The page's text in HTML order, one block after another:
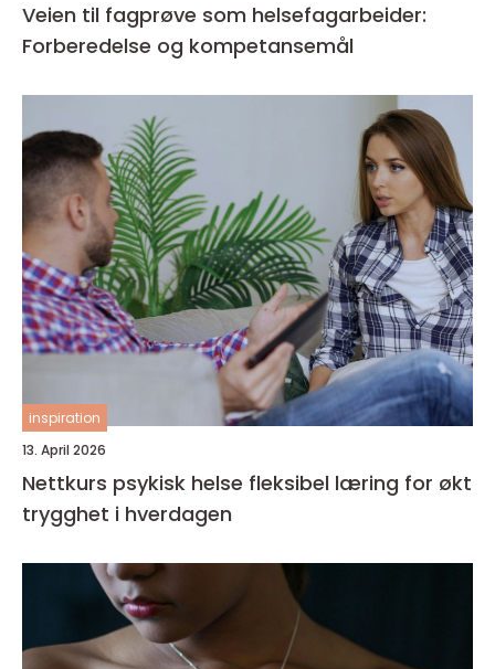
Veien til fagprøve som helsefagarbeider:
Forberedelse og kompetansemål
inspiration
13. April 2026
Nettkurs psykisk helse fleksibel læring for økt
trygghet i hverdagen